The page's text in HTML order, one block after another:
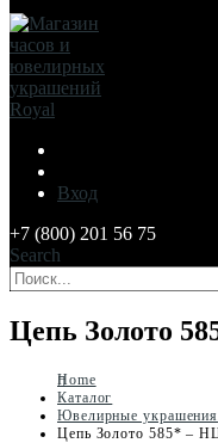
Вход
+7 (800) 201 56 75
Search
Цепь Золото
Home
Каталог
Ювелирные украшения
Цепь Золото 585* –